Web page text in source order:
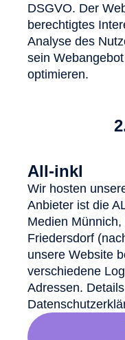
DSGVO. Der
berechtigtes
Analyse des
sein
optimieren.
All-inkl
Wir hosten
Anbieter ist die
Medien
Friedersdorf
unsere Website
verschiedene
Adressen.